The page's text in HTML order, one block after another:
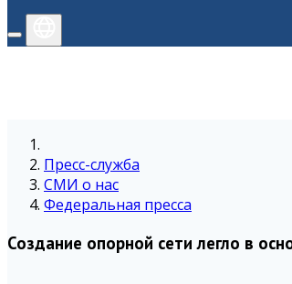
Пресс-служба
СМИ о нас
Федеральная пресса
Создание опорной сети легло в